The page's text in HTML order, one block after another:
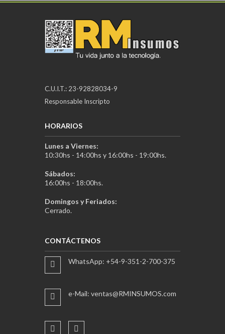
C.U.I.T.: 23-92828034-9
Responsable Inscripto
HORARIOS
Lunes a Viernes:
10:30hs - 14:00hs y 16:00hs - 19:00hs.
Sábados:
16:00hs - 18:00hs.
Domingos y Feriados:
Cerrado.
CONTÁCTENOS
WhatsApp: +54-9-351-2-700-375
e-Mail: ventas@RMINSUMOS.com